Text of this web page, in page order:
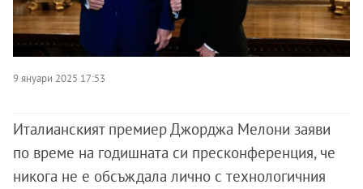
9 януари 2025 17:53
Италианският премиер Джорджа Мелони заяви
по време на годишната си пресконференция, че
никога не е обсъждала лично с технологичния